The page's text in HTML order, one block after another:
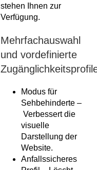
stehen Ihnen zur
Verfügung.
Mehrfachauswahl
und vordefinierte
Modus für
Sehbehinderte –
Verbessert die
visuelle
Darstellung der
Website.
Anfallssicheres